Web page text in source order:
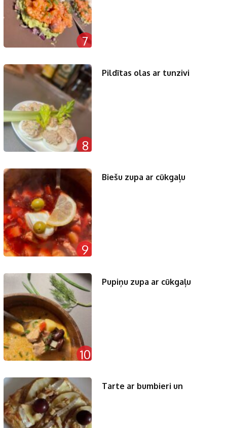
7
8
Pildītas olas ar tunzivi
9
Biešu zupa ar cūkgaļu
10
Pupiņu zupa ar cūkgaļu
Tarte ar bumbieri un